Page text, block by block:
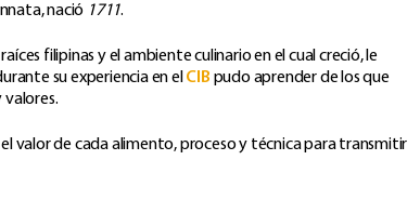
nació 1711.
filipinas y el ambiente culinario en el cual creció, le
su experiencia en elCIB pudo aprender de los que
valores.
valor de cada alimento, proceso y técnica para transmitir